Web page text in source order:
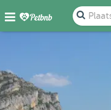
FOTO'S BEOORDELINGEN KAART